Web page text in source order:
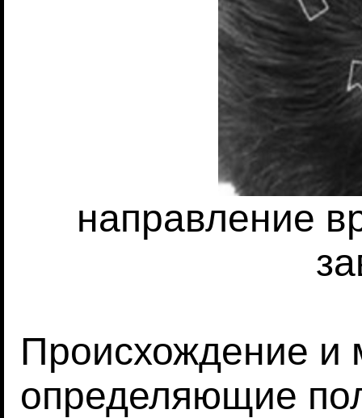
направление
Происхождение и
определяющие